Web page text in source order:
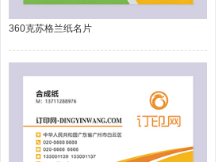
360克苏格兰纸名片